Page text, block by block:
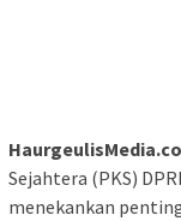
Sejahtera (PKS)
menekankan